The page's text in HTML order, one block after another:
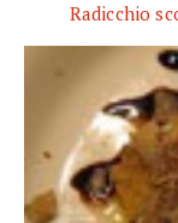
Radicchio